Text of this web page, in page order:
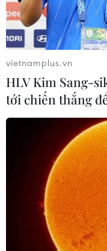
Ông Trump:
mạnh mẽ với
vietnamplus.vn
HLV Kim Sang-
tới chiến thắng